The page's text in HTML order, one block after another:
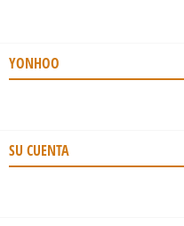
YONHOO
SU CUENTA